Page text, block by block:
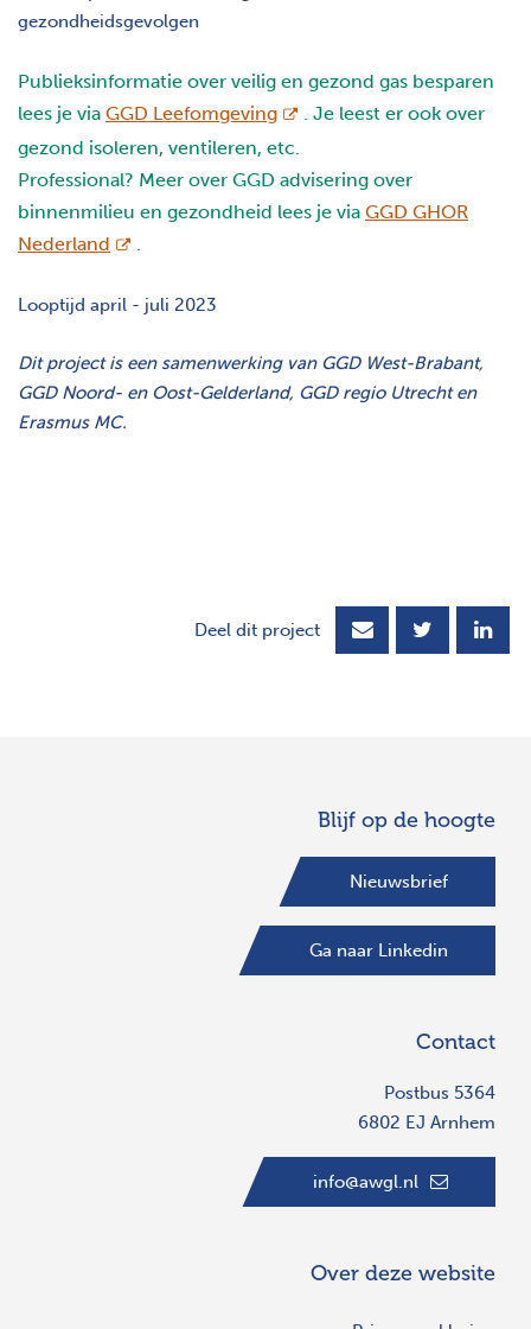
gezondheidsgevolgen
Publieksinformatie over veilig en gezond gas besparen
lees je via GGD Leefomgevingopent nieuw scherm
. Je leest er ook over
gezond isoleren, ventileren, etc.
Professional? Meer over GGD advisering over
binnenmilieu en gezondheid lees je via GGD GHOR
Nederland opent nieuw scherm
.
Looptijd april - juli 2023
Dit project is een samenwerking van GGD West-Brabant,
GGD Noord- en Oost-Gelderland, GGD regio Utrecht en
Erasmus MC.
Deel dit project
Blijf op de hoogte
Nieuwsbrief
Ga naar Linkedin
Contact
Postbus 5364
6802 EJ Arnhem
info@awgl.nl
Over deze website